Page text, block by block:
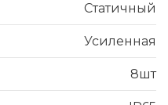
Статичный
Усиленная
8шт